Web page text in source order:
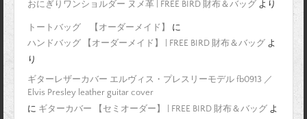
おにぎりワンショルダー ヌメ革 | FREE BIRD 財布＆バッグ より
トートバッグ 【オーダーメイド】
に
ハンドバッグ 【オーダーメイド】 | FREE BIRD 財布＆バッグ よ
り
ギターレザーカバー エルヴィス・プレスリーモデル fb0913 ／
Elvis Presley leather guitar cover
に ギターカバー 【セミオーダー】 | FREE BIRD 財布＆バッグ よ